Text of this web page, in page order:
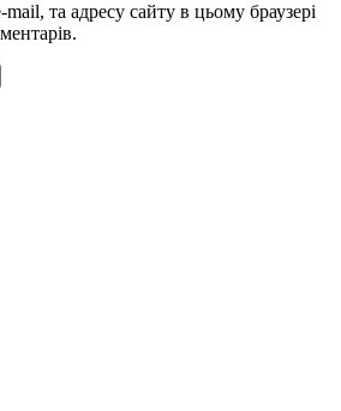
та адресу сайту в цьому браузері